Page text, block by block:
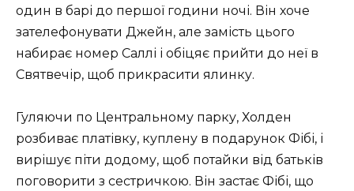
один в барі до першої години ночі. Він хоче
зателефонувати Джейн, але замість цього
набирає номер Саллі і обіцяє прийти до неї в
Святвечір, щоб прикрасити ялинку.
Гуляючи по Центральному парку, Холден
розбиває платівку, куплену в подарунок Фібі, і
вирішує піти додому, щоб потайки від батьків
поговорити з сестричкою. Він застає Фібі, що